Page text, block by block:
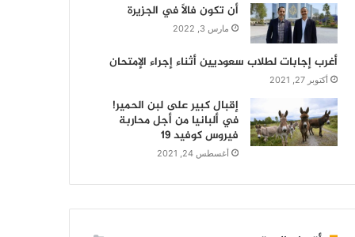
أن تكون فالاً في الجزيرة
مارس 3, 2022
أغرب إجابات لطلاب سعوديين أثناء إجراء الإمتحان
أكتوبر 27, 2021
إقبال كبير على لبن الحمير!
في ألبانيا من أجل محاربة
فيروس كوفيد 19
أغسطس 24, 2021